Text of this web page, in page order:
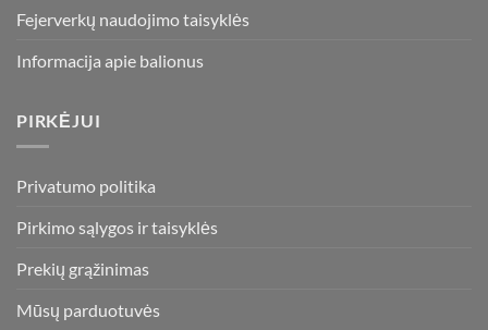
Fejerverkų naudojimo taisyklės
Informacija apie balionus
PIRKĖJUI
Privatumo politika
Pirkimo sąlygos ir taisyklės
Prekių grąžinimas
Mūsų parduotuvės